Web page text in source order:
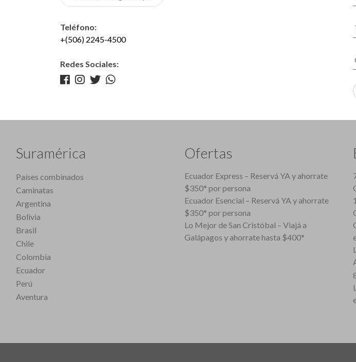
Teléfono:
+(506) 2245-4500
Redes Sociales:
Suramérica
Países combinados
Caminatas
Argentina
Bolivia
Brasil
Chile
Colombia
Ecuador
Perú
Aventura
Ofertas
Ecuador Express – Reservá YA y ahorrate
$350* por persona
Ecuador Esencial – Reservá YA y ahorrate
$350* por persona
Lo Mejor de San Cristóbal – Viajá a
Galápagos y ahorrate hasta $400*